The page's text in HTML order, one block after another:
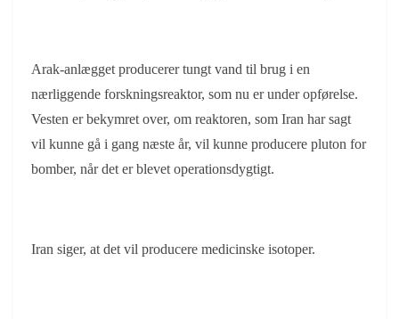
Arak-anlægget producerer tungt vand til brug i en
nærliggende forskningsreaktor, som nu er under opførelse.
Vesten er bekymret over, om reaktoren, som Iran har sagt
vil kunne gå i gang næste år, vil kunne producere pluton for
bomber, når det er blevet operationsdygtigt.
Iran siger, at det vil producere medicinske isotoper.